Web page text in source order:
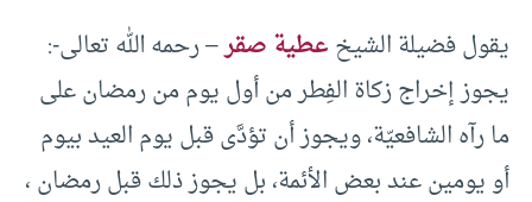
يقول فضيلة الشيخعطية صقر– رحمه الله تعالى-:
يجوز إخراج زكاة الفِطر من أول يوم من رمضان على
ما رآه الشافعيّة، ويجوز أن تؤدَّى قبل يوم العيد بيوم
أو يومين عند بعض الأئمة، بل يجوز ذلك قبل رمضان ،